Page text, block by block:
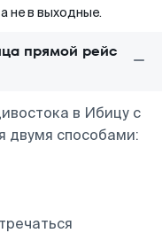
не в выходные.
прямой рейс
в Ибицу с
двумя способами: